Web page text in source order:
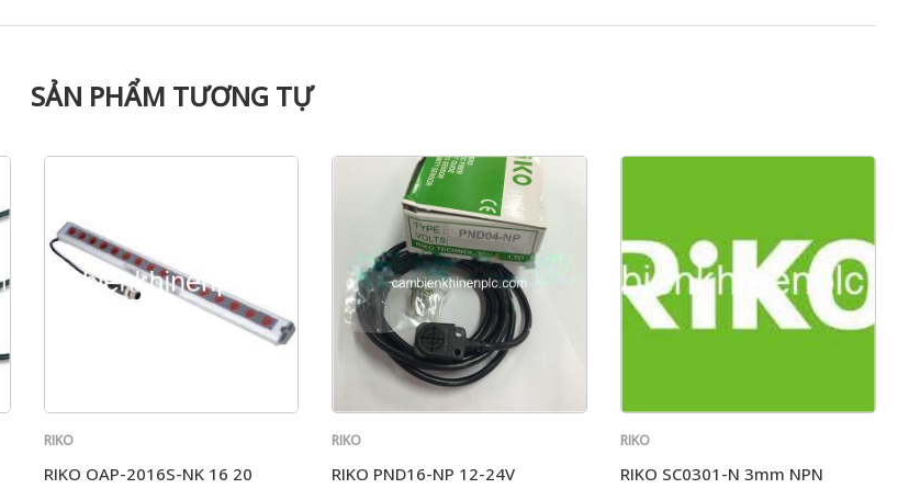
SẢN PHẨM TƯƠNG TỰ
RIKO
RIKO OAP-2016S-NK 16 20
RIKO
RIKO PND16-NP 12-24V
RIKO
RIKO SC0301-N 3mm NPN